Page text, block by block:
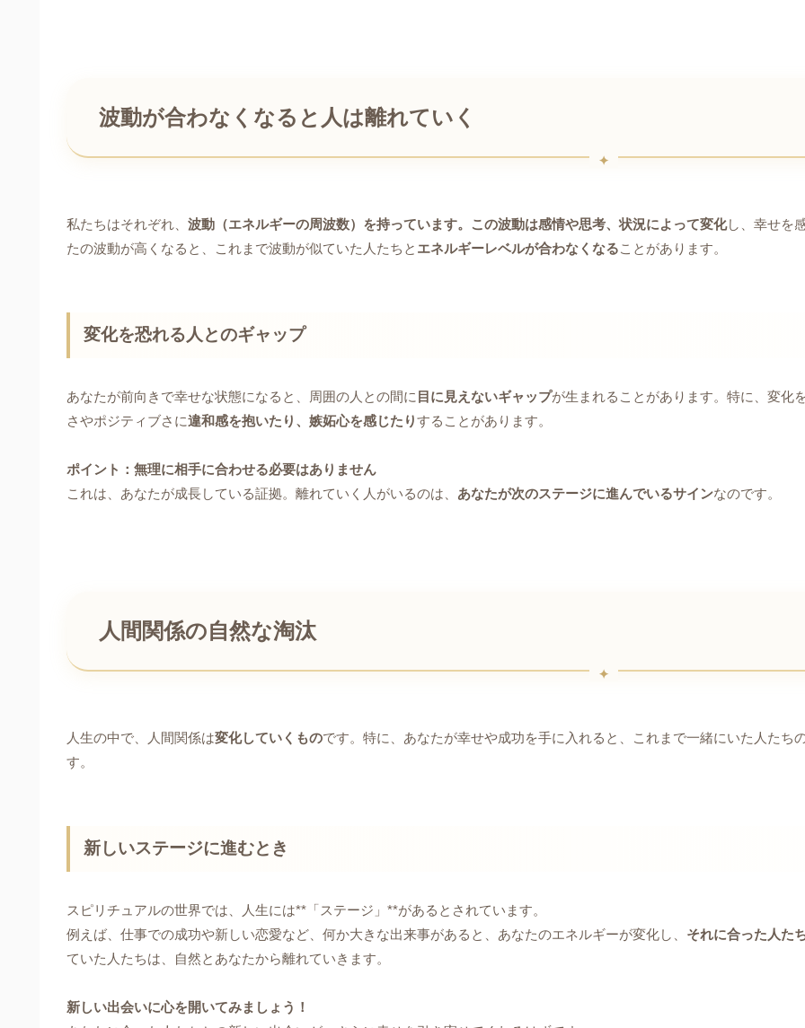
波動が合わなくなると人は離れていく
私たちはそれぞれ、 波動（エネルギーの周波数）を持っています。この波動は感情や思考、状況によって変化し、幸せを
たの波動が高くなると、これまで波動が似ていた人たちと エネルギーレベルが合わなくなることがあります。
変化を恐れる人とのギャップ
あなたが前向きで幸せな状態になると、周囲の人との間に 目に見えないギャップが生まれることがあります。特に、変化
さやポジティブさに違和感を抱いたり、嫉妬心を感じたりすることがあります。
ポイント：無理に相手に合わせる必要はありません
これは、あなたが成長している証拠。離れていく人がいるのは、 あなたが次のステージに進んでいるサインなのです。
人間関係の自然な淘汰
人生の中で、人間関係は変化していくものです。特に、あなたが幸せや成功を手に入れると、これまで一緒にいた人たち
す。
新しいステージに進むとき
スピリチュアルの世界では、人生には**「ステージ」**があるとされています。
例えば、仕事での成功や新しい恋愛など、何か大きな出来事があると、あなたのエネルギーが変化し、 それに合った人た
ていた人たちは、自然とあなたから離れていきます。
新しい出会いに心を開いてみましょう！